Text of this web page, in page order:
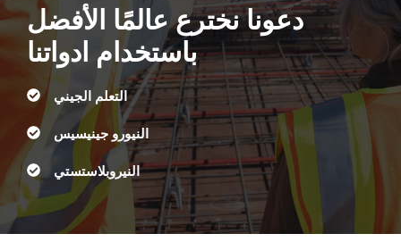
دعونا نخترع عالمًا الأفضل
باستخدام ادواتنا
التعلم الجيني
النيورو جينيسيس
النيروبلاستستي